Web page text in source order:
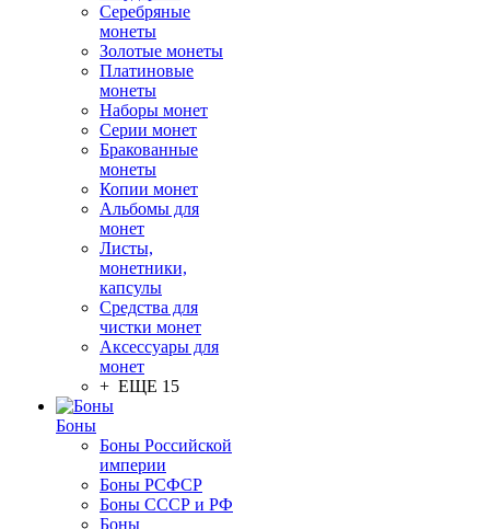
Серебряные
монеты
Золотые монеты
Платиновые
монеты
Наборы монет
Серии монет
Бракованные
монеты
Копии монет
Альбомы для
монет
Листы,
монетники,
капсулы
Средства для
чистки монет
Аксессуары для
монет
+ ЕЩЕ 15
Боны
Боны Российской
империи
Боны РСФСР
Боны СССР и РФ
Боны